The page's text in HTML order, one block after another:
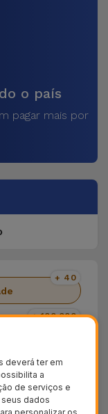
o país
pagar mais por
+ 40
+ 100.000
24H
deverá ter em
a
de serviços e
dados
personalizar os